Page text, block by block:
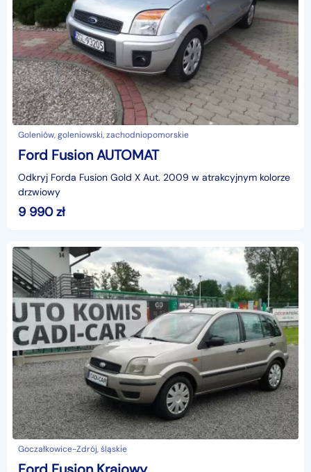
Goleniów, goleniowski, zachodniopomorskie
Ford Fusion AUTOMAT
Odkryj Forda Fusion Gold X Aut. 2009 w atrakcyjnym kolorze
drzwiowy
9 990zł
Goczałkowice-Zdrój, śląskie